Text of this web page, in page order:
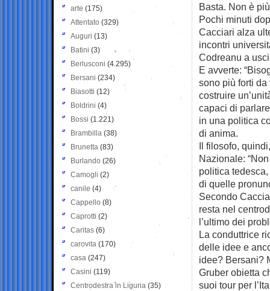
Basta. Non è
Pochi minuti
Cacciari alza
incontri
Codreanu a
E avverte:
sono più forti da
costruire
capaci di
in una politica
di anima.
Il filosofo,
Nazionale:
politica
di quelle
Secondo
resta nel
l’ultimo dei
La conduttrice
delle idee e
idee? Bersani?
Gruber obietta
suoi tour per
arte (175)
Attentato (329)
Auguri (13)
Batini (3)
Berlusconi (4.295)
Bersani (234)
Biasotti (12)
Boldrini (4)
Bossi (1.221)
Brambilla (38)
Brunetta (83)
Burlando (26)
Camogli (2)
canile (4)
Cappello (8)
Caprotti (2)
Caritas (6)
carovita (170)
casa (247)
Casini (119)
Centrodestra in Liguria (35)